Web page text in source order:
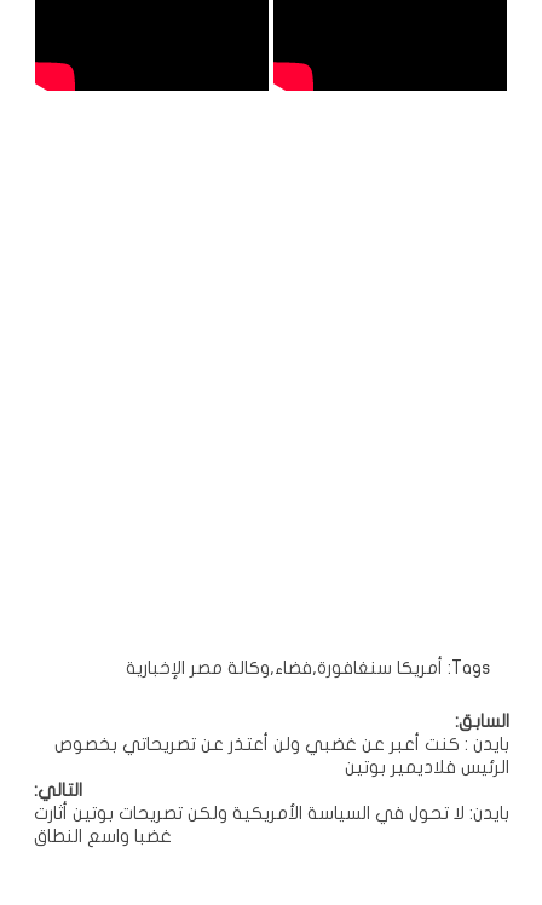
Tags: أمريكا سنغافورة,فضاء,وكالة مصر الإخبارية
تصفّح
المقالات
السابق:
بايدن : كنت أعبر عن غضبي ولن أعتذر عن تصريحاتي بخصوص
الرئيس فلاديمير بوتين
التالي:
بايدن: لا تحول في السياسة الأمريكية ولكن تصريحات بوتين أثارت
غضبا واسع النطاق